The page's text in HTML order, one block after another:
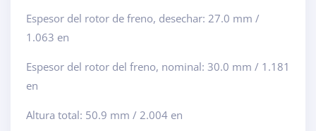
Espesor del rotor de freno, desechar: 27.0 mm /
1.063 en
Espesor del rotor del freno, nominal: 30.0 mm / 1.181
en
Altura total: 50.9 mm / 2.004 en